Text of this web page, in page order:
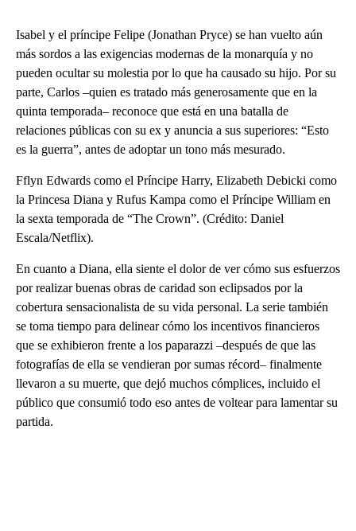
Isabel y el príncipe Felipe (Jonathan Pryce) se han vuelto aún
más sordos a las exigencias modernas de la monarquía y no
pueden ocultar su molestia por lo que ha causado su hijo. Por su
parte, Carlos –quien es tratado más generosamente que en la
quinta temporada– reconoce que está en una batalla de
relaciones públicas con su ex y anuncia a sus superiores: “Esto
es la guerra”, antes de adoptar un tono más mesurado.
Fflyn Edwards como el Príncipe Harry, Elizabeth Debicki como
la Princesa Diana y Rufus Kampa como el Príncipe William en
la sexta temporada de “The Crown”. (Crédito: Daniel
Escala/Netflix).
En cuanto a Diana, ella siente el dolor de ver cómo sus esfuerzos
por realizar buenas obras de caridad son eclipsados ​​por la
cobertura sensacionalista de su vida personal. La serie también
se toma tiempo para delinear cómo los incentivos financieros
que se exhibieron frente a los paparazzi –después de que las
fotografías de ella se vendieran por sumas récord– finalmente
llevaron a su muerte, que dejó muchos cómplices, incluido el
público que consumió todo eso antes de voltear para lamentar su
partida.